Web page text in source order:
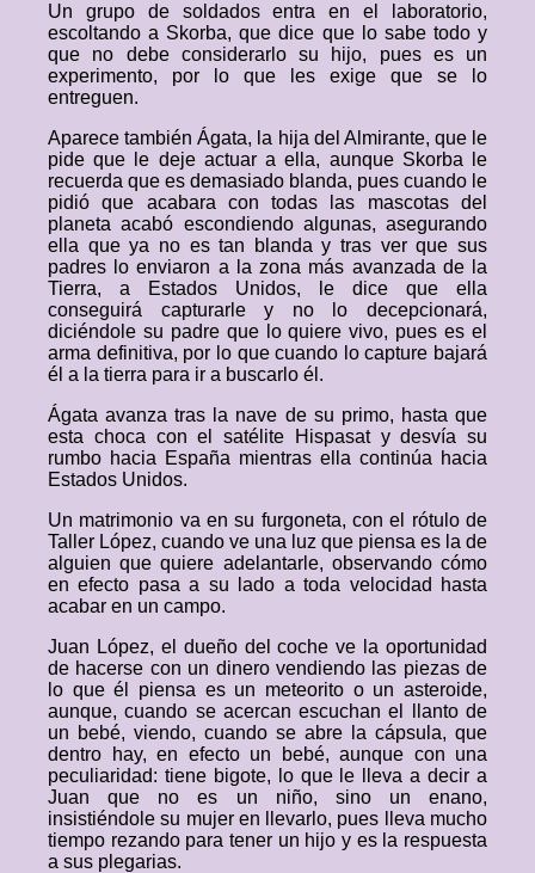
Un grupo de soldados entra en el laboratorio,
escoltando a Skorba, que dice que lo sabe todo y
que no debe considerarlo su hijo, pues es un
experimento, por lo que les exige que se lo
entreguen.
Aparece también Ágata, la hija del Almirante, que le
pide que le deje actuar a ella, aunque Skorba le
recuerda que es demasiado blanda, pues cuando le
pidió que acabara con todas las mascotas del
planeta acabó escondiendo algunas, asegurando
ella que ya no es tan blanda y tras ver que sus
padres lo enviaron a la zona más avanzada de la
Tierra, a Estados Unidos, le dice que ella
conseguirá capturarle y no lo decepcionará,
diciéndole su padre que lo quiere vivo, pues es el
arma definitiva, por lo que cuando lo capture bajará
él a la tierra para ir a buscarlo él.
Ágata avanza tras la nave de su primo, hasta que
esta choca con el satélite Hispasat y desvía su
rumbo hacia España mientras ella continúa hacia
Estados Unidos.
Un matrimonio va en su furgoneta, con el rótulo de
Taller López, cuando ve una luz que piensa es la de
alguien que quiere adelantarle, observando cómo
en efecto pasa a su lado a toda velocidad hasta
acabar en un campo.
Juan López, el dueño del coche ve la oportunidad
de hacerse con un dinero vendiendo las piezas de
lo que él piensa es un meteorito o un asteroide,
aunque, cuando se acercan escuchan el llanto de
un bebé, viendo, cuando se abre la cápsula, que
dentro hay, en efecto un bebé, aunque con una
peculiaridad: tiene bigote, lo que le lleva a decir a
Juan que no es un niño, sino un enano,
insistiéndole su mujer en llevarlo, pues lleva mucho
tiempo rezando para tener un hijo y es la respuesta
a sus plegarias.